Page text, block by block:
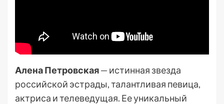
Алена Петровская— истинная звезда
российской эстрады, талантливая певица,
актриса и телеведущая. Ее уникальный